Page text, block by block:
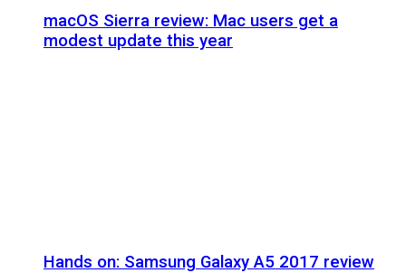
macOS Sierra review: Mac users get a
modest update this year
Hands on: Samsung Galaxy A5 2017 review